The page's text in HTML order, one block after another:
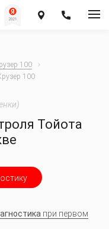
100
100
Тойота
при первом